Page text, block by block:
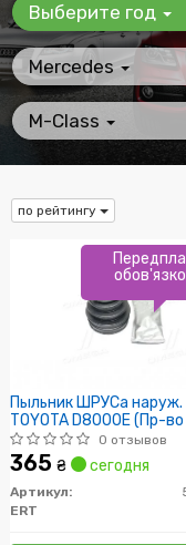
Выберите год
Mercedes
M-Class
по рейтингу
Пыльник ШРУСа наруж.
TOYOTA D8000E (Пр-во
0 отзывов
365 ₴ сегодня
Артикул:
ERT